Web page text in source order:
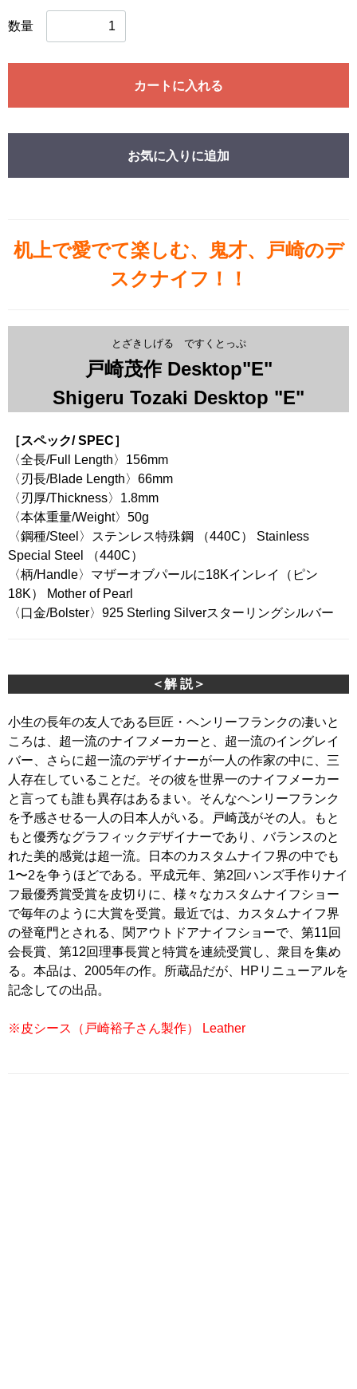
数量
カートに入れる
お気に入りに追加
机上で愛でて楽しむ、鬼才、戸崎のデ
スクナイフ！！
とざきしげる ですくとっぷ
戸崎茂作 Desktop"E"
Shigeru Tozaki Desktop "E"
［スペック/ SPEC］
〈全長/Full Length〉156mm
〈刃長/Blade Length〉66mm
〈刃厚/Thickness〉1.8mm
〈本体重量/Weight〉50g
〈鋼種/Steel〉ステンレス特殊鋼 （440C） Stainless
Special Steel （440C）
〈柄/Handle〉マザーオブパールに18Kインレイ（ピン
18K） Mother of Pearl
〈口金/Bolster〉925 Sterling Silverスターリングシルバー
＜解 説＞
小生の長年の友人である巨匠・ヘンリーフランクの凄いと
ころは、超一流のナイフメーカーと、超一流のイングレイ
バー、さらに超一流のデザイナーが一人の作家の中に、三
人存在していることだ。その彼を世界一のナイフメーカー
と言っても誰も異存はあるまい。そんなヘンリーフランク
を予感させる一人の日本人がいる。戸崎茂がその人。もと
もと優秀なグラフィックデザイナーであり、バランスのと
れた美的感覚は超一流。日本のカスタムナイフ界の中でも
1〜2を争うほどである。平成元年、第2回ハンズ手作りナイ
フ最優秀賞受賞を皮切りに、様々なカスタムナイフショー
で毎年のように大賞を受賞。最近では、カスタムナイフ界
の登竜門とされる、関アウトドアナイフショーで、第11回
会長賞、第12回理事長賞と特賞を連続受賞し、衆目を集め
る。本品は、2005年の作。所蔵品だが、HPリニューアルを
記念しての出品。
※皮シース（戸崎裕子さん製作） Leather